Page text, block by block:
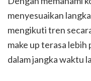
menyesuaikan
mengikuti tren
make up terasa lebih
dalam jangka waktu